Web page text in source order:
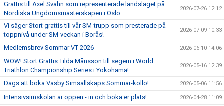
Grattis till Axel Svahn som representerade landslaget på
Nordiska Ungdomsmästerskapen i Oslo
2026-07-26 12:12
Vi säger Stort grattis till vår SM-trupp som presterade på
toppnivå under SM-veckan i Borås!
2026-07-09 10:33
Medlemsbrev Sommar VT 2026 2026-06-10 14:06
WOW! Stort Grattis Tilda Månsson till segern i World
Triathlon Championship Series i Yokohama!
2026-05-16 12:39
Dags att boka Väsby Simsällskaps Sommar-kollo! 2026-05-06 11:56
Intensivsimskolan är öppen - in och boka er plats! 2026-04-28 11:09